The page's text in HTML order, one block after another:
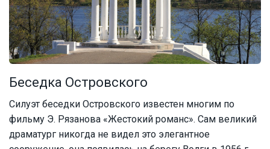
Беседка Островского
Силуэт беседки Островского известен многим по
фильму Э. Рязанова «Жестокий романс». Сам великий
драматург никогда не видел это элегантное